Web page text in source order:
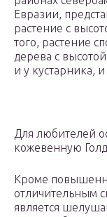
Евразии,
растение с
того, растение
дерева с
и у кустарника,
Для любителей
кожевенную
Кроме
отличительным
является